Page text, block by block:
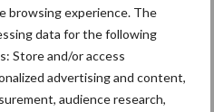
browsing experience. The
data for the following
Store and/or access
advertising and content,
audience research,
blijft grillig:
geopolitiek houden
de greep